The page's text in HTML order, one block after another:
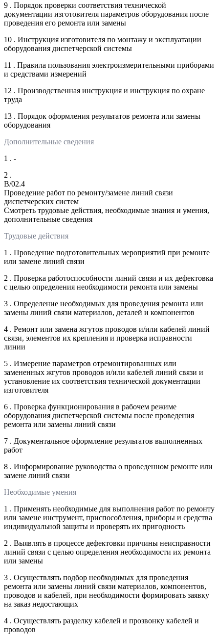
9 . Порядок проверки соответствия технической
документации изготовителя параметров оборудования после
проведения его ремонта или замены
10 . Инструкция изготовителя по монтажу и эксплуатации
оборудования диспетчерской системы
11 . Правила пользования электроизмерительными приборами
и средствами измерений
12 . Производственная инструкция и инструкция по охране
труда
13 . Порядок оформления результатов ремонта или замены
оборудования
Дополнительные сведения
1 . -
2 .
B/02.4
Проведение работ по ремонту/замене линий связи
диспетчерских систем
Смотреть трудовые действия, необходимые знания и умения,
дополнительные сведения
Трудовые действия
1 . Проведение подготовительных мероприятий при ремонте
или замене линий связи
2 . Проверка работоспособности линий связи и их дефектовка
с целью определения необходимости ремонта или замены
3 . Определение необходимых для проведения ремонта или
замены линий связи материалов, деталей и компонентов
4 . Ремонт или замена жгутов проводов и/или кабелей линий
связи, элементов их крепления и проверка исправности
линии
5 . Измерение параметров отремонтированных или
замененных жгутов проводов и/или кабелей линий связи и
установление их соответствия технической документации
изготовителя
6 . Проверка функционирования в рабочем режиме
оборудования диспетчерской системы после проведения
ремонта или замены линий связи
7 . Документальное оформление результатов выполненных
работ
8 . Информирование руководства о проведенном ремонте или
замене линий связи
Необходимые умения
1 . Применять необходимые для выполнения работ по ремонту
или замене инструмент, приспособления, приборы и средства
индивидуальной защиты и проверять их пригодность
2 . Выявлять в процессе дефектовки причины неисправности
линий связи с целью определения необходимости их ремонта
или замены
3 . Осуществлять подбор необходимых для проведения
ремонта или замены линий связи материалов, компонентов,
проводов и кабелей, при необходимости формировать заявку
на заказ недостающих
4 . Осуществлять разделку кабелей и прозвонку кабелей и
проводов